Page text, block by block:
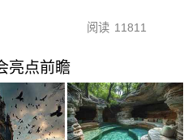
阅读 11811
亮点前瞻